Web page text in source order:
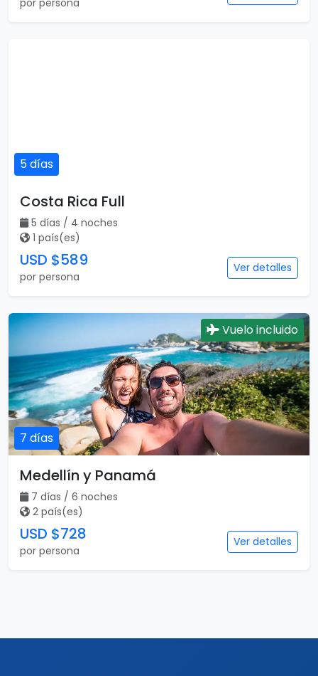
por persona
5 días
Costa Rica Full
5 días / 4 noches
1 país(es)
USD $589
por persona
Ver detalles
7 días
Vuelo incluido
Medellín y Panamá
7 días / 6 noches
2 país(es)
USD $728
por persona
Ver detalles